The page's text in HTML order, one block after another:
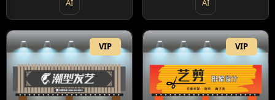
AI AI
VIP VIP